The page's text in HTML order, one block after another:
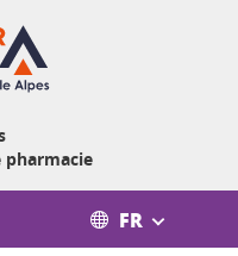
pharmacie
FR